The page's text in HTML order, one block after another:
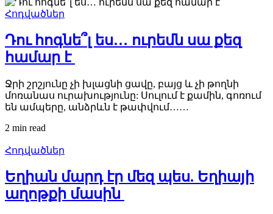
Հոդվածներ
Դու հոգնե՞լ ես… ուրեմն սա քեզ
համար է
Ջրի շրշյունը չի խլացնի ցավը, բայց և չի թողնի
մոռանաս ուրախությունը: Սուլում է քամին, գոռում
են ամպերը, անձրևն է թափվում……
2 min read
Հոդվածներ
Եղիան մարդ էր մեզ պես. Եղիայի
աղոթքի մասին